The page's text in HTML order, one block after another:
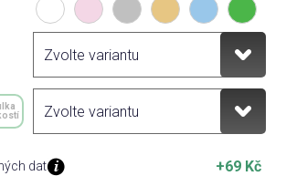
dat +69 Kč